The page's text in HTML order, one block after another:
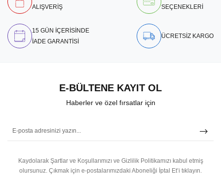
ALIŞVERİŞ
SEÇENEKLERİ
15 GÜN İÇERİSİNDE
İADE GARANTİSİ
ÜCRETSİZ KARGO
E-BÜLTENE KAYIT OL
Haberler ve özel fırsatlar için
Kaydolarak Şartlar ve Koşullarımızı ve Gizlilik Politikamızı kabul etmiş
olursunuz. Çıkmak için e-postalarımızdaki Aboneliği İptal Et’i tıklayın.